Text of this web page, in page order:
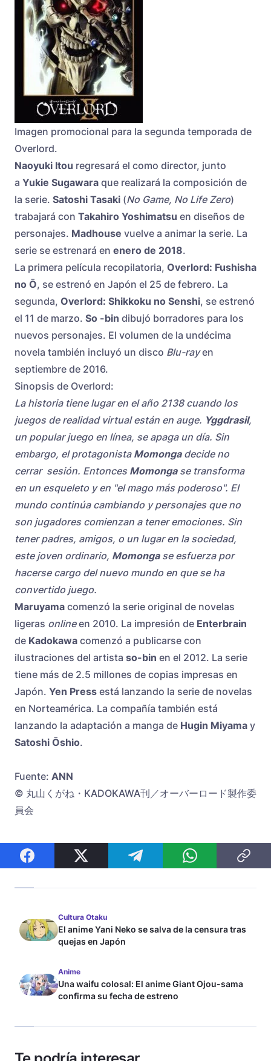
Imagen promocional para la segunda temporada de
Overlord.
Naoyuki Itou regresará el como director, junto
a Yukie Sugawara que realizará la composición de
la serie. Satoshi Tasaki (No Game, No Life Zero)
trabajará con Takahiro Yoshimatsu en diseños de
personajes. Madhouse vuelve a animar la serie. La
serie se estrenará en enero de 2018.
La primera película recopilatoria, Overlord: Fushisha
no Ō, se estrenó en Japón el 25 de febrero. La
segunda, Overlord: Shikkoku no Senshi, se estrenó
el 11 de marzo. So -bin dibujó borradores para los
nuevos personajes. El volumen de la undécima
novela también incluyó un disco Blu-rayen
septiembre de 2016.
Sinopsis de Overlord:
La historia tiene lugar en el año 2138 cuando los
juegos de realidad virtual están en auge. Yggdrasil,
un popular juego en línea, se apaga un día. Sin
embargo, el protagonista Momongadecide no
cerrar sesión. EntoncesMomongase transforma
en un esqueleto y en "el mago más poderoso". El
mundo continúa cambiando y personajes que no
son jugadores comienzan a tener emociones. Sin
tener padres, amigos, o un lugar en la sociedad,
este joven ordinario, Momongase esfuerza por
hacerse cargo del nuevo mundo en que se ha
convertido juego.
Maruyama comenzó la serie original de novelas
ligeras onlineen 2010. La impresión de Enterbrain
de Kadokawa comenzó a publicarse con
ilustraciones del artista so-bin en el 2012. La serie
tiene más de 2.5 millones de copias impresas en
Japón. Yen Press está lanzando la serie de novelas
en Norteamérica. La compañía también está
lanzando la adaptación a manga de Hugin Miyama y
Satoshi Ōshio.
Fuente: ANN
© 丸山くがね・KADOKAWA刊／オーバーロード製作委
員会
Cultura Otaku
El anime Yani Neko se salva de la censura tras
quejas en Japón
Anime
Una waifu colosal: El anime Giant Ojou-sama
confirma su fecha de estreno